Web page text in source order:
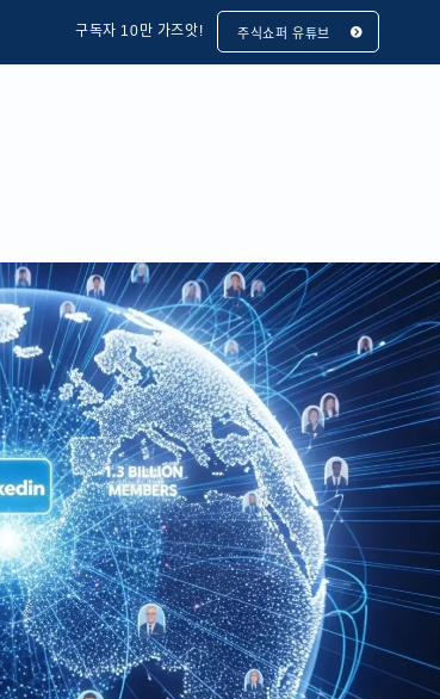
구독자 10만 가즈앗! 주식쇼퍼 유튜브